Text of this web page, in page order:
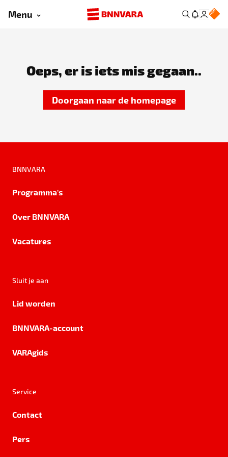
Menu
Oeps, er is iets mis gegaan..
Doorgaan naar de homepage
BNNVARA
Programma's
Over BNNVARA
Vacatures
Sluit je aan
Lid worden
BNNVARA-account
VARAgids
Service
Contact
Pers